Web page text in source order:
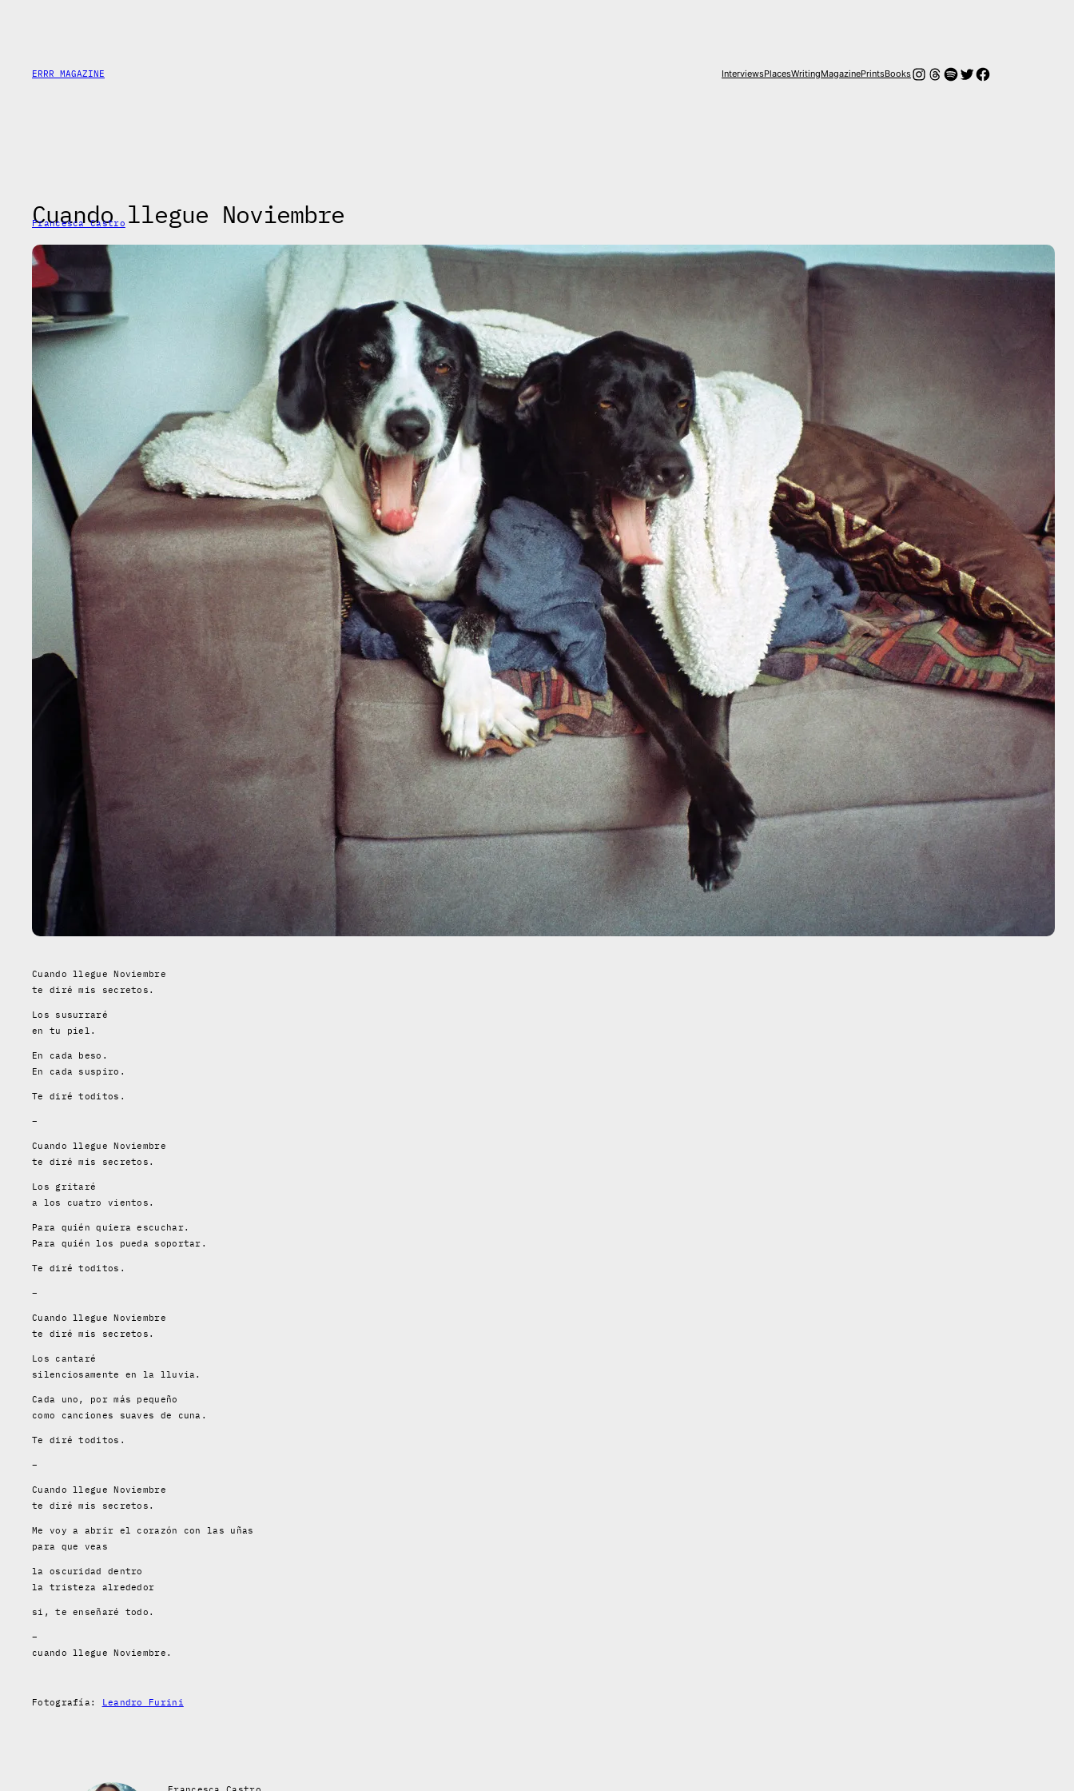
ERRR MAGAZINE InterviewsPlacesWritingMagazinePrintsBooksInstagram
Hilos
Spotify
Twitter
Facebook
Cuando llegue Noviembre
Francesca Castro
Cuando llegue Noviembre
te diré mis secretos.
Los susurraré
en tu piel.
En cada beso.
En cada suspiro.
Te diré toditos.
–
Cuando llegue Noviembre
te diré mis secretos.
Los gritaré
a los cuatro vientos.
Para quién quiera escuchar.
Para quién los pueda soportar.
Te diré toditos.
–
Cuando llegue Noviembre
te diré mis secretos.
Los cantaré
silenciosamente en la lluvia.
Cada uno, por más pequeño
como canciones suaves de cuna.
Te diré toditos.
–
Cuando llegue Noviembre
te diré mis secretos.
Me voy a abrir el corazón con las uñas
para que veas
la oscuridad dentro
la tristeza alrededor
si, te enseñaré todo.
–
cuando llegue Noviembre.
Fotografía: Leandro Furini